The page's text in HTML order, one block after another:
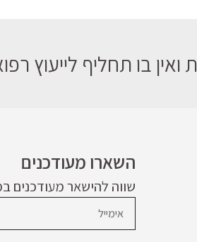
השארו מעודכנים
שווה להישאר מעודכנים
בו תחליף לייעוץ